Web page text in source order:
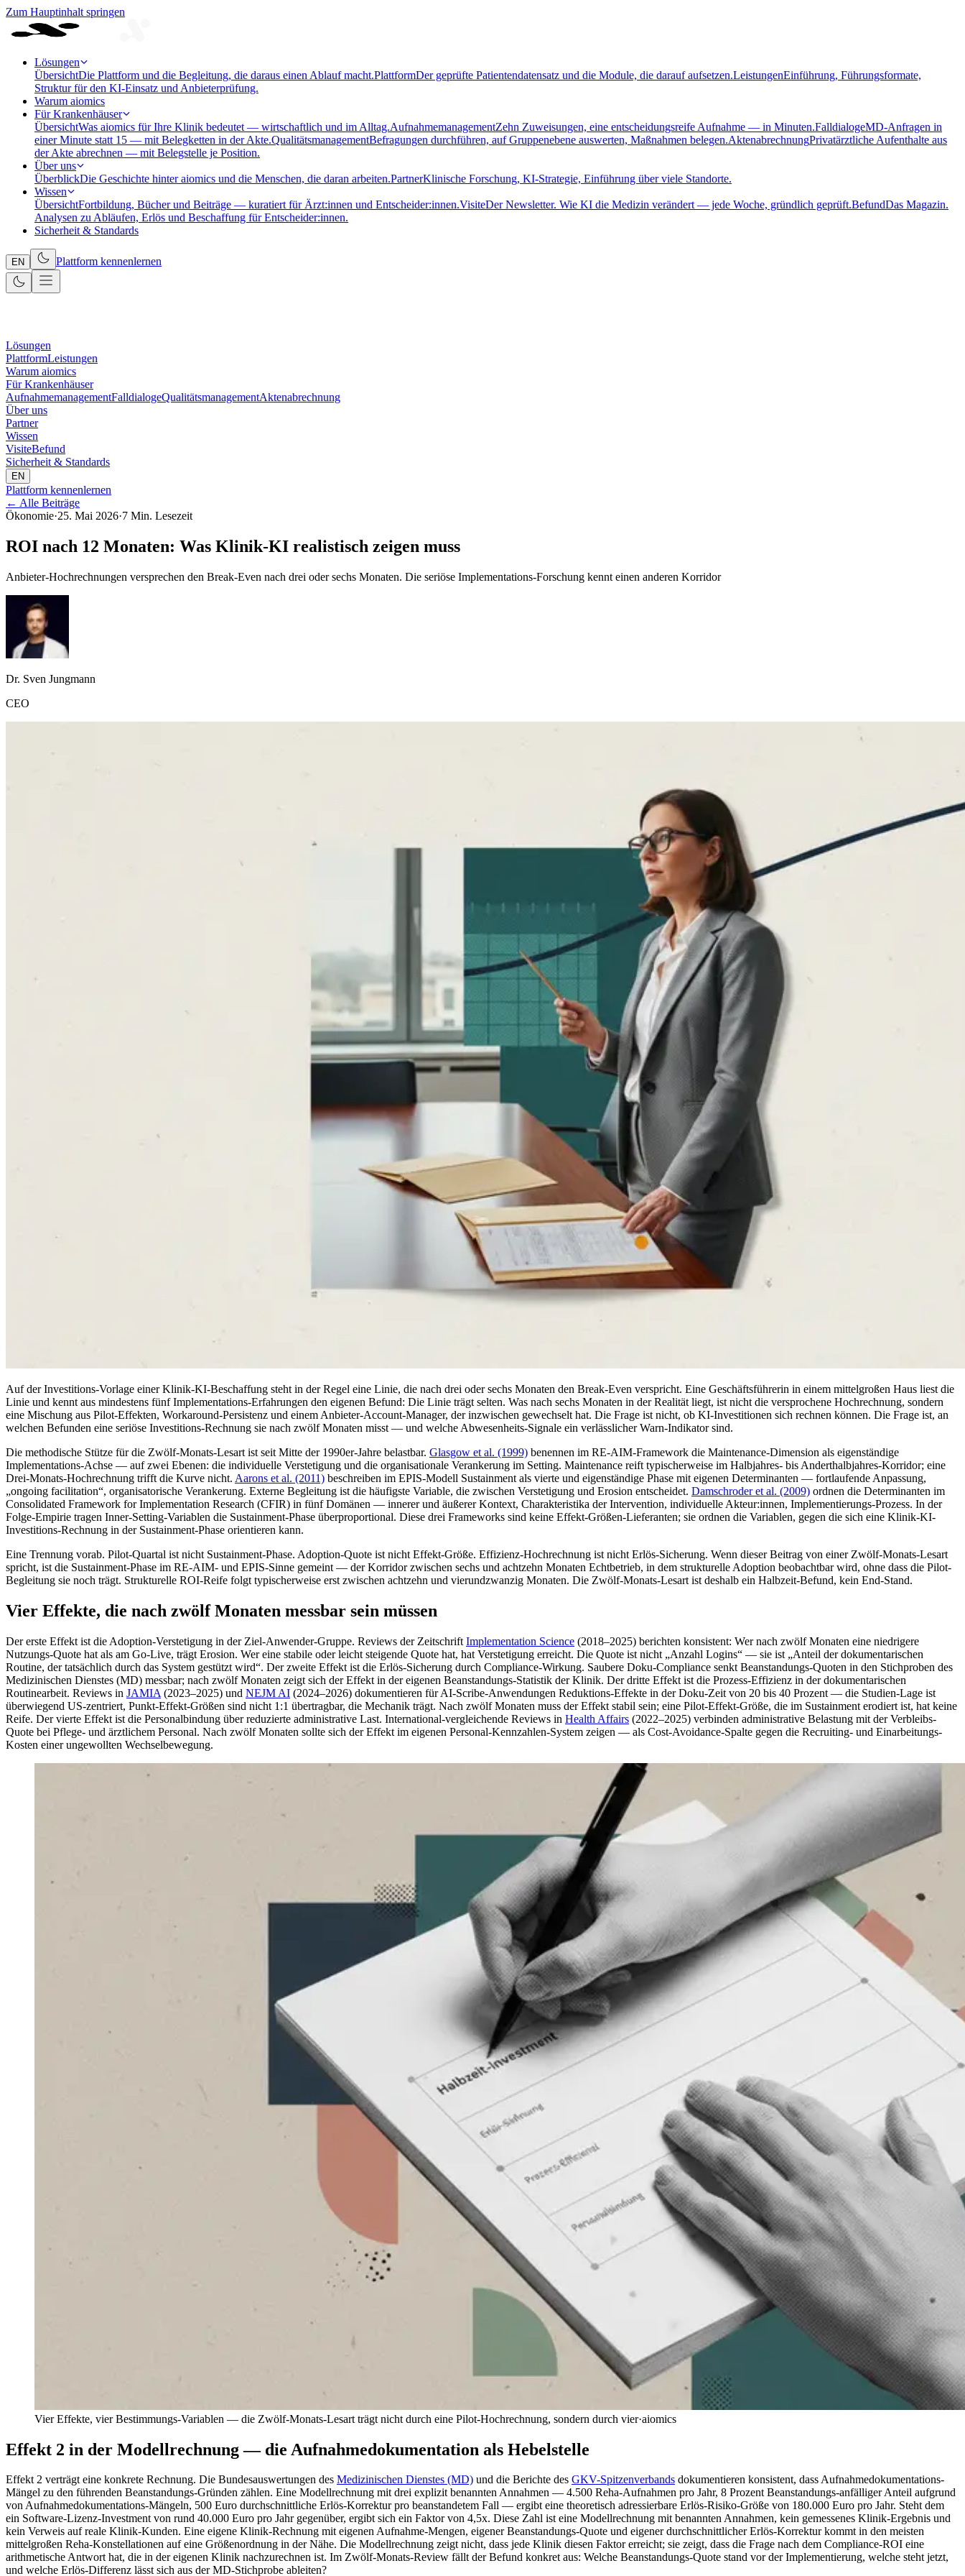
Zum Hauptinhalt springen
Lösungen
ÜbersichtDie Plattform und die Begleitung, die daraus einen Ablauf macht.PlattformDer geprüfte Patientendatensatz und die Module, die darauf aufsetzen.LeistungenEinführung, Führungsformate,
Struktur für den KI-Einsatz und Anbieterprüfung.
Warum aiomics
Für Krankenhäuser
ÜbersichtWas aiomics für Ihre Klinik bedeutet — wirtschaftlich und im Alltag.AufnahmemanagementZehn Zuweisungen, eine entscheidungsreife Aufnahme — in Minuten.FalldialogeMD-Anfragen in
einer Minute statt 15 — mit Belegketten in der Akte.QualitätsmanagementBefragungen durchführen, auf Gruppenebene auswerten, Maßnahmen belegen.AktenabrechnungPrivatärztliche Aufenthalte aus
der Akte abrechnen — mit Belegstelle je Position.
Über uns
ÜberblickDie Geschichte hinter aiomics und die Menschen, die daran arbeiten.PartnerKlinische Forschung, KI-Strategie, Einführung über viele Standorte.
Wissen
ÜbersichtFortbildung, Bücher und Beiträge — kuratiert für Ärzt:innen und Entscheider:innen.VisiteDer Newsletter. Wie KI die Medizin verändert — jede Woche, gründlich geprüft.BefundDas Magazin.
Analysen zu Abläufen, Erlös und Beschaffung für Entscheider:innen.
Sicherheit & Standards
EN Plattform kennenlernen
Lösungen
PlattformLeistungen
Warum aiomics
Für Krankenhäuser
AufnahmemanagementFalldialogeQualitätsmanagementAktenabrechnung
Über uns
Partner
Wissen
VisiteBefund
Sicherheit & Standards
EN
Plattform kennenlernen
← Alle Beiträge
Ökonomie·25. Mai 2026·7 Min. Lesezeit
ROI nach 12 Monaten: Was Klinik-KI realistisch zeigen muss
Anbieter-Hochrechnungen versprechen den Break-Even nach drei oder sechs Monaten. Die seriöse Implementations-Forschung kennt einen anderen Korridor
Dr. Sven Jungmann
CEO
Auf der Investitions-Vorlage einer Klinik-KI-Beschaffung steht in der Regel eine Linie, die nach drei oder sechs Monaten den Break-Even verspricht. Eine Geschäftsführerin in einem mittelgroßen Haus liest die
Linie und kennt aus mindestens fünf Implementations-Erfahrungen den eigenen Befund: Die Linie trägt selten. Was nach sechs Monaten in der Realität liegt, ist nicht die versprochene Hochrechnung, sondern
eine Mischung aus Pilot-Effekten, Workaround-Persistenz und einem Anbieter-Account-Manager, der inzwischen gewechselt hat. Die Frage ist nicht, ob KI-Investitionen sich rechnen können. Die Frage ist, an
welchen Befunden eine seriöse Investitions-Rechnung sie nach zwölf Monaten misst — und welche Abwesenheits-Signale ein verlässlicher Warn-Indikator sind.
Die methodische Stütze für die Zwölf-Monats-Lesart ist seit Mitte der 1990er-Jahre belastbar. Glasgow et al. (1999) benennen im RE-AIM-Framework die Maintenance-Dimension als eigenständige
Implementations-Achse — auf zwei Ebenen: die individuelle Verstetigung und die organisationale Verankerung im Setting. Maintenance reift typischerweise im Halbjahres- bis Anderthalbjahres-Korridor; eine
Drei-Monats-Hochrechnung trifft die Kurve nicht. Aarons et al. (2011) beschreiben im EPIS-Modell Sustainment als vierte und eigenständige Phase mit eigenen Determinanten — fortlaufende Anpassung,
„ongoing facilitation“, organisatorische Verankerung. Externe Begleitung ist die häufigste Variable, die zwischen Verstetigung und Erosion entscheidet. Damschroder et al. (2009) ordnen die Determinanten im
Consolidated Framework for Implementation Research (CFIR) in fünf Domänen — innerer und äußerer Kontext, Charakteristika der Intervention, individuelle Akteur:innen, Implementierungs-Prozess. In der
Folge-Empirie tragen Inner-Setting-Variablen die Sustainment-Phase überproportional. Diese drei Frameworks sind keine Effekt-Größen-Lieferanten; sie ordnen die Variablen, gegen die sich eine Klinik-KI-
Investitions-Rechnung in der Sustainment-Phase orientieren kann.
Eine Trennung vorab. Pilot-Quartal ist nicht Sustainment-Phase. Adoption-Quote ist nicht Effekt-Größe. Effizienz-Hochrechnung ist nicht Erlös-Sicherung. Wenn dieser Beitrag von einer Zwölf-Monats-Lesart
spricht, ist die Sustainment-Phase im RE-AIM- und EPIS-Sinne gemeint — der Korridor zwischen sechs und achtzehn Monaten Echtbetrieb, in dem strukturelle Adoption beobachtbar wird, ohne dass die Pilot-
Begleitung sie noch trägt. Strukturelle ROI-Reife folgt typischerweise erst zwischen achtzehn und vierundzwanzig Monaten. Die Zwölf-Monats-Lesart ist deshalb ein Halbzeit-Befund, kein End-Stand.
Vier Effekte, die nach zwölf Monaten messbar sein müssen
Der erste Effekt ist die Adoption-Verstetigung in der Ziel-Anwender-Gruppe. Reviews der Zeitschrift Implementation Science (2018–2025) berichten konsistent: Wer nach zwölf Monaten eine niedrigere
Nutzungs-Quote hat als am Go-Live, trägt Erosion. Wer eine stabile oder leicht steigende Quote hat, hat Verstetigung erreicht. Die Quote ist nicht „Anzahl Logins“ — sie ist „Anteil der dokumentarischen
Routine, der tatsächlich durch das System gestützt wird“. Der zweite Effekt ist die Erlös-Sicherung durch Compliance-Wirkung. Saubere Doku-Compliance senkt Beanstandungs-Quoten in den Stichproben des
Medizinischen Dienstes (MD) messbar; nach zwölf Monaten zeigt sich der Effekt in der eigenen Beanstandungs-Statistik der Klinik. Der dritte Effekt ist die Prozess-Effizienz in der dokumentarischen
Routinearbeit. Reviews in JAMIA (2023–2025) und NEJM AI (2024–2026) dokumentieren für AI-Scribe-Anwendungen Reduktions-Effekte in der Doku-Zeit von 20 bis 40 Prozent — die Studien-Lage ist
überwiegend US-zentriert, Punkt-Effekt-Größen sind nicht 1:1 übertragbar, die Mechanik trägt. Nach zwölf Monaten muss der Effekt stabil sein; eine Pilot-Effekt-Größe, die im Sustainment erodiert ist, hat keine
Reife. Der vierte Effekt ist die Personalbindung über reduzierte administrative Last. International-vergleichende Reviews in Health Affairs (2022–2025) verbinden administrative Belastung mit der Verbleibs-
Quote bei Pflege- und ärztlichem Personal. Nach zwölf Monaten sollte sich der Effekt im eigenen Personal-Kennzahlen-System zeigen — als Cost-Avoidance-Spalte gegen die Recruiting- und Einarbeitungs-
Kosten einer ungewollten Wechselbewegung.
Vier Effekte, vier Bestimmungs-Variablen — die Zwölf-Monats-Lesart trägt nicht durch eine Pilot-Hochrechnung, sondern durch vier·aiomics
Effekt 2 in der Modellrechnung — die Aufnahmedokumentation als Hebelstelle
Effekt 2 verträgt eine konkrete Rechnung. Die Bundesauswertungen des Medizinischen Dienstes (MD) und die Berichte des GKV-Spitzenverbands dokumentieren konsistent, dass Aufnahmedokumentations-
Mängel zu den führenden Beanstandungs-Gründen zählen. Eine Modellrechnung mit drei explizit benannten Annahmen — 4.500 Reha-Aufnahmen pro Jahr, 8 Prozent Beanstandungs-anfälliger Anteil aufgrund
von Aufnahmedokumentations-Mängeln, 500 Euro durchschnittliche Erlös-Korrektur pro beanstandetem Fall — ergibt eine theoretisch adressierbare Erlös-Risiko-Größe von 180.000 Euro pro Jahr. Steht dem
ein Software-Lizenz-Investment von rund 40.000 Euro pro Jahr gegenüber, ergibt sich ein Faktor von 4,5x. Diese Zahl ist eine Modellrechnung mit benannten Annahmen, kein gemessenes Klinik-Ergebnis und
kein Verweis auf reale Klinik-Kunden. Eine eigene Klinik-Rechnung mit eigenen Aufnahme-Mengen, eigener Beanstandungs-Quote und eigener durchschnittlicher Erlös-Korrektur kommt in den meisten
mittelgroßen Reha-Konstellationen auf eine Größenordnung in der Nähe. Die Modellrechnung zeigt nicht, dass jede Klinik diesen Faktor erreicht; sie zeigt, dass die Frage nach dem Compliance-ROI eine
arithmetische Antwort hat, die in der eigenen Klinik nachzurechnen ist. Im Zwölf-Monats-Review fällt der Befund konkret aus: Welche Beanstandungs-Quote stand vor der Implementierung, welche steht jetzt,
und welche Erlös-Differenz lässt sich aus der MD-Stichprobe ableiten?